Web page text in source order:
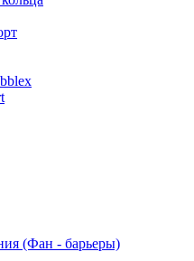
(Фан - барьеры)